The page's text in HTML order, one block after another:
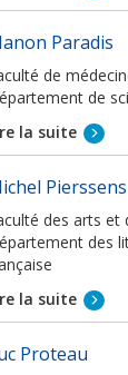
Paradis
de
de
la suite
Pierssens
des arts et
des
la suite
Proteau